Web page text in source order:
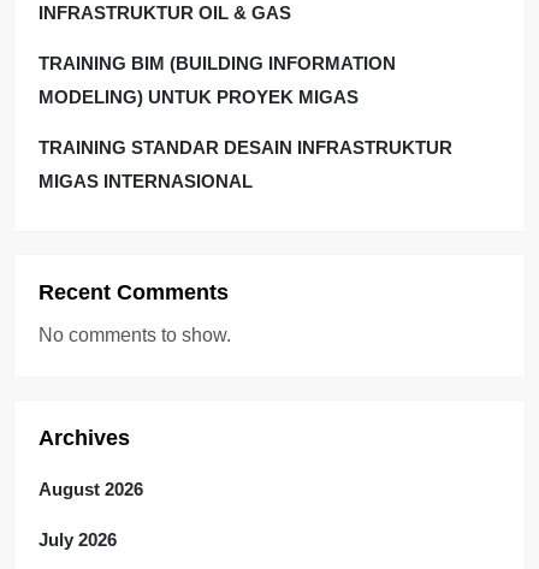
INFRASTRUKTUR OIL & GAS
TRAINING BIM (BUILDING INFORMATION
MODELING) UNTUK PROYEK MIGAS
TRAINING STANDAR DESAIN INFRASTRUKTUR
MIGAS INTERNASIONAL
Recent Comments
No comments to show.
Archives
August 2026
July 2026